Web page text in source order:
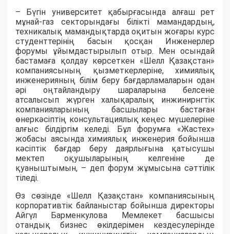
– Бүгін университет қабырғасында алғаш рет
мұнай-газ секторындағы білікті мамандардың,
техникалық мамандықтарда оқитын жоғары курс
студенттерінің басын қосқан Инженерлер
форумы ұйымдастырылып отыр. Мен осындай
бастамаға қолдау көрсеткен «Шелл Қазақстан»
компаниясының қызметкерлеріне, химиялық
инженерияның білім беру бағдарламаларын одан
әрі оңтайландыру шараларына белсене
атсалысып жүрген халықаралық инжинирнгтік
компанияларының басшылары бастаған
өнеркәсіптің консультациялық кеңес мүшелеріне
алғыс білдіргім келеді. Бұл форумға «Жастех»
жобасы аясында химиялық инженерия бойынша
кәсіптік бағдар беру даярлығына қатысушы
мектеп оқушыларының келгеніне де
қуаныштымын, – деп форум жұмысына сәттілік
тіледі.
Өз сөзінде «Шелл Қазақстан» компаниясының
корпоративтік байланыстар бойынша директоры
Айгүл Барменкулова Мемлекет басшысы
отандық бизнес өкілдерімен кездесулерінде